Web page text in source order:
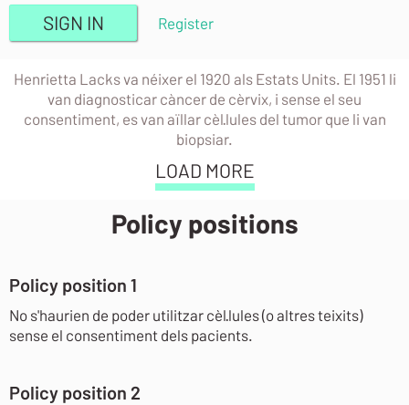
SIGN IN Register
Henrietta Lacks va néixer el 1920 als Estats Units. El 1951 li
van diagnosticar càncer de cèrvix, i sense el seu
consentiment, es van aïllar cèl·lules del tumor que li van
biopsiar.
LOAD MORE
Policy positions
Policy position 1
No s'haurien de poder utilitzar cèl·lules (o altres teixits)
sense el consentiment dels pacients.
Policy position 2